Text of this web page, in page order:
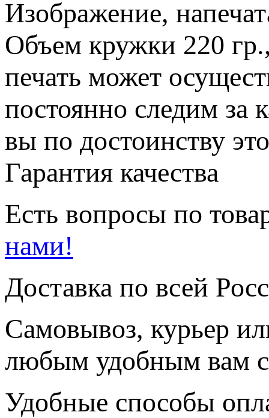
Изображение,
Объем кружки 220
печать может
постоянно следим за
вы по достоинству
Гарантия качества
Есть вопросы по
нами!
Доставка по всей
Самовывоз, курьер
любым удобным вам
Удобные способы